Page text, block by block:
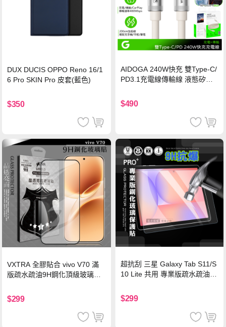
DUX DUCIS OPPO Reno 16/1
6 Pro SKIN Pro 皮套(藍色)
$350
AIDOGA 240W快充 雙Type-C/
PD3.1充電線傳輸線 液態矽膠
機/平板/筆電
$490
VXTRA 全膠貼合 vivo V70 滿
版疏水疏油9H鋼化頂級玻璃貼
$299
超抗刮 三星 Galaxy Tab S11/S
10 Lite 共用 專業版疏水疏油9
$299